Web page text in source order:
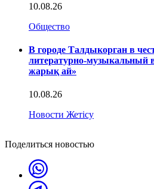
10.08.26
Общество
В городе Талдыкорган в
литературно-музыкальный
жарық ай»
10.08.26
Новости Жетісу
Поделиться новостью